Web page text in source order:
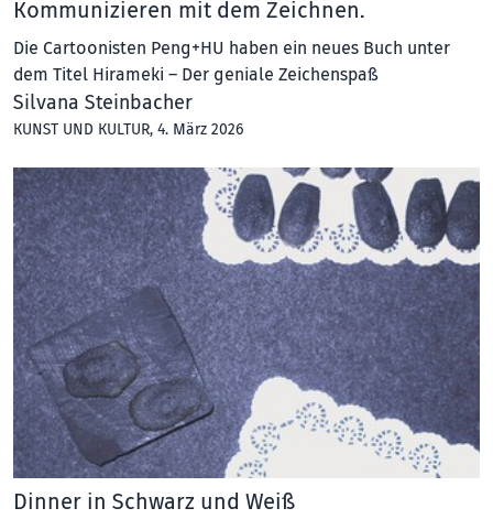
Kommunizieren mit dem Zeichnen.
Die Cartoonisten Peng+HU haben ein neues Buch unter
dem Titel Hirameki – Der geniale Zeichenspaß
Silvana Steinbacher
KUNST UND KULTUR, 4. März 2026
Dinner in Schwarz und Weiß